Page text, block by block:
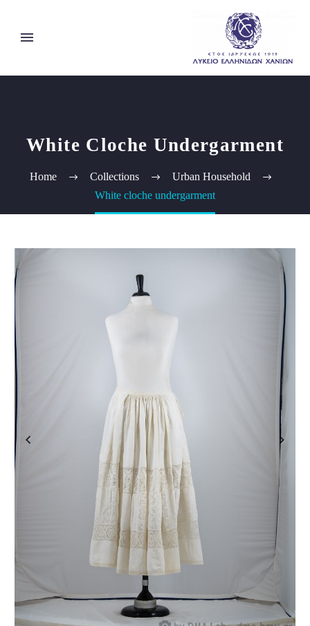
White Cloche Undergarment
Home Collections
Urban Household
White cloche undergarment
Previous Next